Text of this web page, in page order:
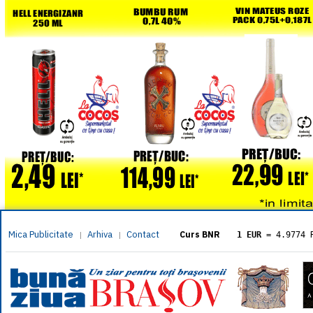
Mica Publicitate | Arhiva | Contact Curs BNR 1 EUR = 4.9774
= 5.8304
1 XAU= 464.4611
1 AED= 1.1933
1 AUD= 2.7957
1 BGN= 2.5449